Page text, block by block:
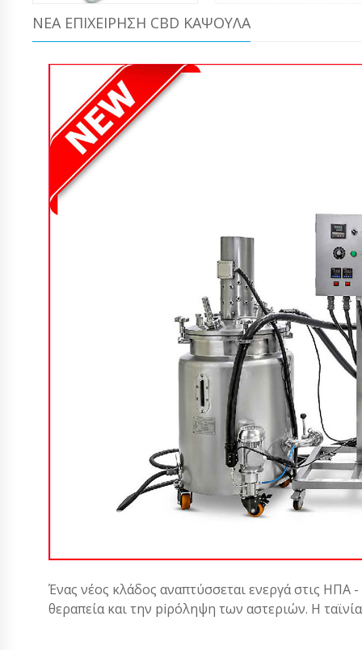
ΝΈΑ ΕΠΙΧΕΊΡΗΣΗ CBD ΚΆΨΟΥΛΑ
Ένας νέος κλάδος αναπτύσσεται ενεργά στις ΗΠΑ -
θεραπεία και την piρόληψη των αστεριών. Η